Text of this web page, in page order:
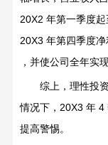
20X2 年第一季度起
20X3 年第四季度
，并使公司全年实
综上，理性投
情况下， 20X3 年4
提高警惕。